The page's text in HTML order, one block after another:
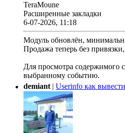
TeraMoune
Расширенные закладки
6-07-2026, 11:18
Модуль обновлён,
Продажа теперь без
Для просмотра содержимого
выбранному событию.
demiant| Userinfo как